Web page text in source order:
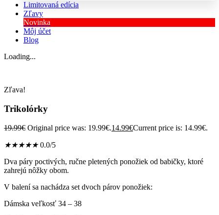
Limitovaná edícia
Zľavy
Novinka
Môj účet
Blog
Loading...
Zľava!
Trikolórky
19.99€ Original price was: 19.99€.14.99€Current price is: 14.99€.
★★★★★ 0.0/5
Dva páry poctivých, ručne pletených ponožiek od babičky, ktoré
zahrejú nôžky obom.
V balení sa nachádza set dvoch párov ponožiek:
Dámska veľkosť 34 – 38